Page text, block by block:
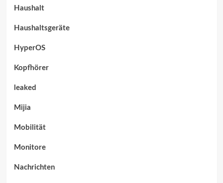
Haushalt
Haushaltsgeräte
HyperOS
Kopfhörer
leaked
Mijia
Mobilität
Monitore
Nachrichten